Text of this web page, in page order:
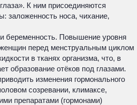
К ним присоединяются
заложенность носа, чихание,
беременность. Повышение уровня
женщин перед менструальным циклом
в тканях организма, что, в
образование отёков под глазами.
изменения гормонального
созревании, климаксе,
препаратами (гормонами)